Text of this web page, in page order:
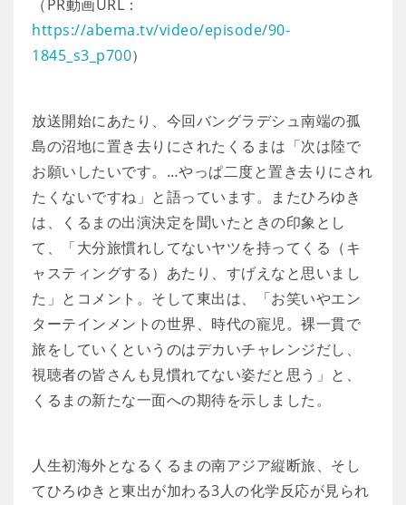
（PR動画URL：
https://abema.tv/video/episode/90-
1845_s3_p700）
放送開始にあたり、今回バングラデシュ南端の孤
島の沼地に置き去りにされたくるまは「次は陸で
お願いしたいです。…やっぱ二度と置き去りにされ
たくないですね」と語っています。またひろゆき
は、くるまの出演決定を聞いたときの印象とし
て、「大分旅慣れしてないヤツを持ってくる（キ
ャスティングする）あたり、すげえなと思いまし
た」とコメント。そして東出は、「お笑いやエン
ターテインメントの世界、時代の寵児。裸一貫で
旅をしていくというのはデカいチャレンジだし、
視聴者の皆さんも見慣れてない姿だと思う」と、
くるまの新たな一面への期待を示しました。
人生初海外となるくるまの南アジア縦断旅、そし
てひろゆきと東出が加わる3人の化学反応が見られ